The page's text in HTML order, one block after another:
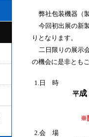
弊社包装機器（
今回初出展の新
りとなります。
二日限りの展示
の機会に是非とも
1.日 時
平
※
2.会 場